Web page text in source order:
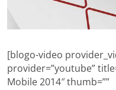
[blogo-video
provider=”youtube”
Mobile 2014″ thumb=””